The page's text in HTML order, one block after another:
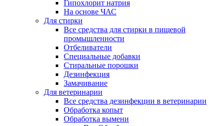
Гипохлорит натрия
На основе ЧАС
Для стирки
Все средства для стирки в пищевой
промышленности
Отбеливатели
Специальные добавки
Стиральные порошки
Дезинфекция
Замачивание
Для ветеринарии
Все средства дезинфекции в ветеринарии
Обработка копыт
Обработка вымени